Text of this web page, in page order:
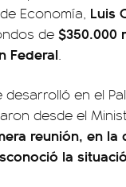
Economía, Luis
de $350.000
Federal.
desarrolló en el
desde el
reunión, en la
la